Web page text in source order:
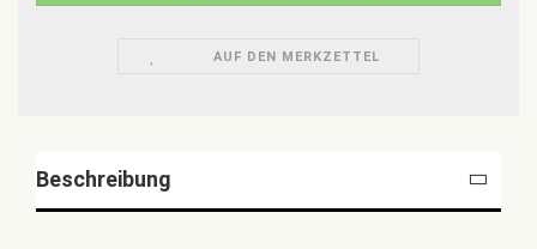
AUF DEN MERKZETTEL
Beschreibung